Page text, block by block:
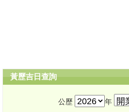
黃歷吉日查詢
公歷 年